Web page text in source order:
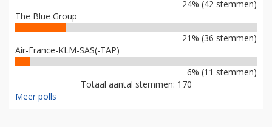
24% (42 stemmen)
The Blue Group
21% (36 stemmen)
Air-France-KLM-SAS(-TAP)
6% (11 stemmen)
Totaal aantal stemmen: 170
Meer polls